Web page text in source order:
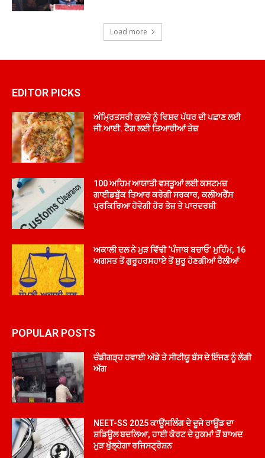
Load more
EDITOR PICKS
ਅੰਮ੍ਰਿਤਸਰੀ ਕੁਲਚੇ ਨੂੰ ਵਿਸ਼ਵ ਪੱਧਰ ਦੀ ਪਛਾਣ ਲਈ
ਜੀ.ਆਈ. ਟੈਗ ਲਈ ਤਿਆਰੀਆਂ ਤੇਜ਼
100 ਅਹਿਮ ਆਯਾਤੀ ਵਸਤੂਆਂ ਲਈ ਕਸਟਮਜ਼
ਗਾਈਡਬੁੱਕ ਤਿਆਰ ਕਰੇਗੀ ਸਰਕਾਰ, ਕਲੀਅਰੈਂਸ
ਪ੍ਰਕਿਰਿਆ ਹੋਵੇਗੀ ਹੋਰ ਤੇਜ਼ ਤੇ ਪਾਰਦਰਸ਼ੀ
ਅਕਾਲੀ ਦਲ ਨੇ ਮੁੜ ਵਿੱਢੀ ‘ਪੰਜਾਬ ਬਚਾਓ’ ਮੁਹਿੰਮ, 16
ਅਗਸਤ ਤੋਂ ਗੁਰੂਹਰਸਹਾਏ ਤੋਂ ਸ਼ੁਰੂ ਹੋਣਗੀਆਂ ਰੈਲੀਆਂ
POPULAR POSTS
ਚੰਡੀਗੜ੍ਹ ਹਵਾਈ ਅੱਡੇ ਤੇ ਸੀਟੀਯੂ ਬੱਸ ਦੇ ਇੰਜਣ ਨੂੰ ਲੱਗੀ
ਅੱਗ
NEET-SS 2025 ਕਾਊਂਸਲਿੰਗ ਦੇ ਦੂਜੇ ਰਾਊਂਡ ਦਾ
ਸ਼ਡਿਊਲ ਬਦਲਿਆ, ਹਾਈ ਕੋਰਟ ਦੇ ਹੁਕਮਾਂ ਤੋਂ ਬਾਅਦ
ਮੁੜ ਖੁੱਲ੍ਹੇਗਾ ਰਜਿਸਟ੍ਰੇਸ਼ਨ